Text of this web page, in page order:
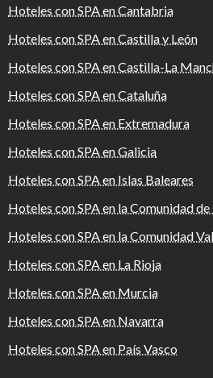
Hoteles con SPA en Cantabria
Hoteles con SPA en Castilla y León
Hoteles con SPA en Castilla-La
Hoteles con SPA en Cataluña
Hoteles con SPA en Extremadura
Hoteles con SPA en Galicia
Hoteles con SPA en Islas Baleares
Hoteles con SPA en la Comunidad
Hoteles con SPA en la Comunidad
Hoteles con SPA en La Rioja
Hoteles con SPA en Murcia
Hoteles con SPA en Navarra
Hoteles con SPA en País Vasco